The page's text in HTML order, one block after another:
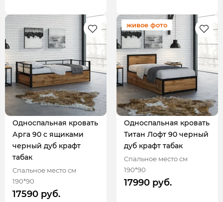
Односпальная кровать
Арга 90 с ящиками
черный дуб крафт
табак
Спальное место см
190*90
17590 руб.
живое фото
Односпальная кровать
Титан Лофт 90 черный
дуб крафт табак
Спальное место см
190*90
17990 руб.